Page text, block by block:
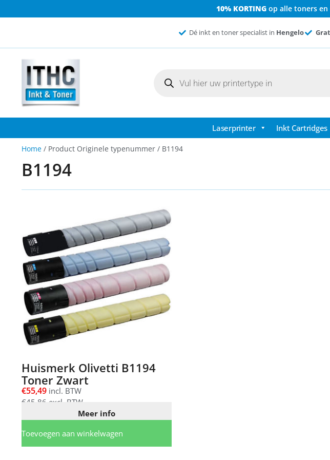
10% KORTINGop alle toners en
Dé inkt en toner specialist in Hengelo
Laserprinter Inkt Cartridges
Home / Product Originele typenummer / B1194
B1194
Huismerk Olivetti B1194
Toner Zwart
€55,49 incl. BTW
€45,86 excl. BTW
Meer info
Toevoegen aan winkelwagen